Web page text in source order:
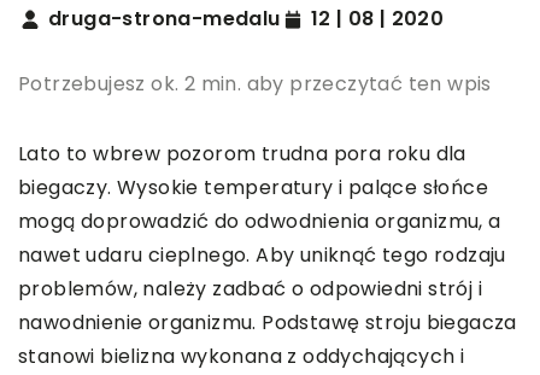
druga-strona-medalu 12 | 08 | 2020
Potrzebujesz ok. 2 min. aby przeczytać ten wpis
Lato to wbrew pozorom trudna pora roku dla
biegaczy. Wysokie temperatury i palące słońce
mogą doprowadzić do odwodnienia organizmu, a
nawet udaru cieplnego. Aby uniknąć tego rodzaju
problemów, należy zadbać o odpowiedni strój i
nawodnienie organizmu. Podstawę stroju biegacza
stanowi bielizna wykonana z oddychających i